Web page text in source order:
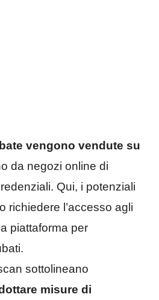
vengono vendute su
da negozi online di
Qui, i potenziali
richiedere l’accesso agli
piattaforma per
sottolineano
misure di